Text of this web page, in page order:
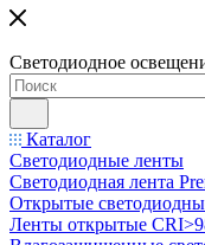
Светодиодное
Каталог
Светодиодные ленты
Светодиодная лента
Открытые
Ленты открытые